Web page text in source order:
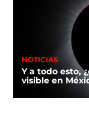
NOTICIAS
Y a todo esto,
visible en